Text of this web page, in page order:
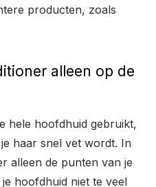
producten, zoals
alleen op de
hele hoofdhuid gebruikt,
haar snel vet wordt. In
alleen de punten van je
hoofdhuid niet te veel